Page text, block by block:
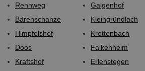
Rennweg
Bärenschanze
Himpfelshof
Doos
Kraftshof
Galgenhof
Kleingründlach
Krottenbach
Falkenheim
Erlenstegen